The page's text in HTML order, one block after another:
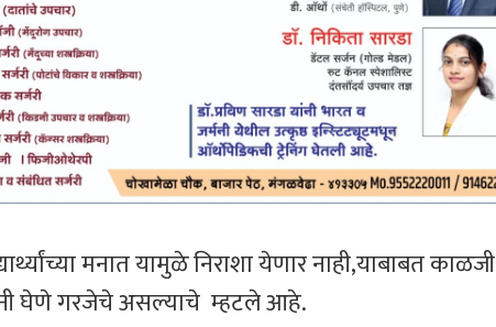
मनात यामुळे निराशा येणार नाही,याबाबत काळजी
घेणे गरजेचे असल्याचे म्हटले आहे.